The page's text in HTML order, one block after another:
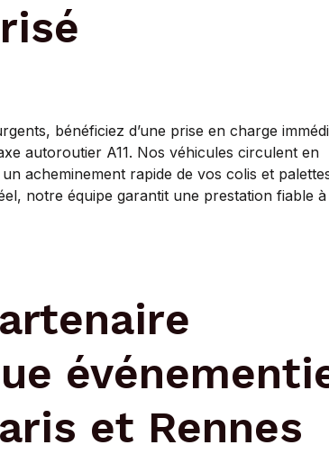
bénéficiez d’une prise en charge
autoroutier A11. Nos véhicules circulent en
acheminement rapide de vos colis et
notre équipe garantit une prestation fiable
et Rennes